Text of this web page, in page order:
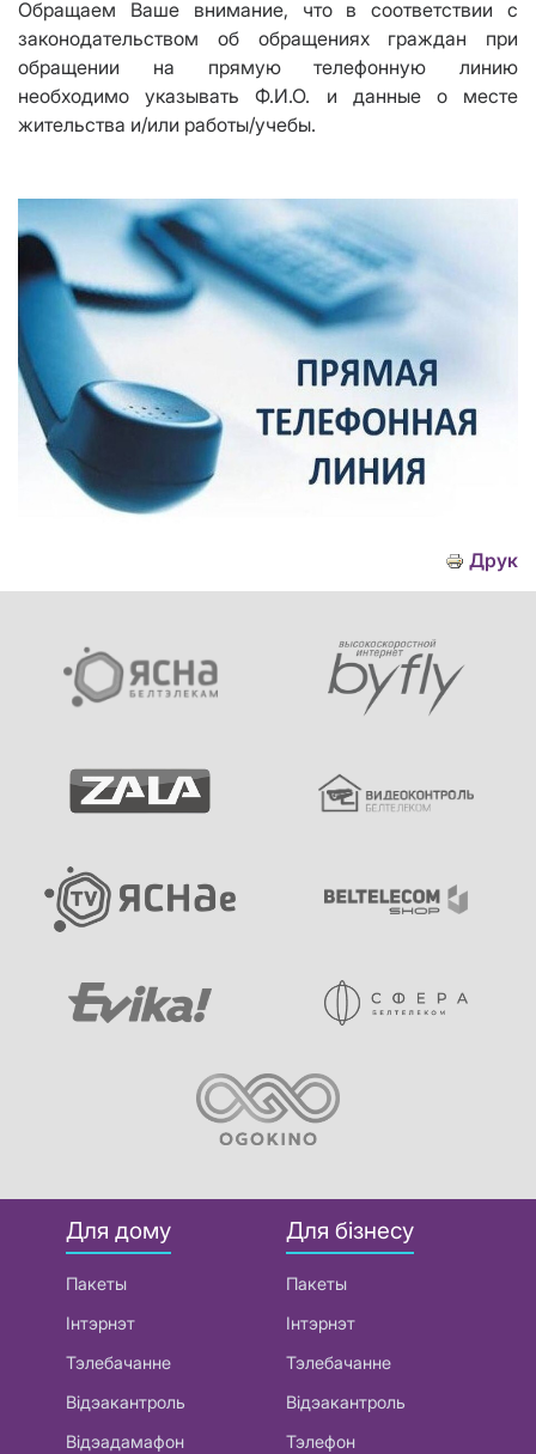
Обращаем Ваше внимание, что в соответствии с
законодательством об обращениях граждан при
обращении на прямую телефонную линию
необходимо указывать Ф.И.О. и данные о месте
жительства и/или работы/учебы.
Друк
Для дому
Пакеты
Інтэрнэт
Тэлебачанне
Відэакантроль
Відэадамафон
Для бізнесу
Пакеты
Інтэрнэт
Тэлебачанне
Відэакантроль
Тэлефон